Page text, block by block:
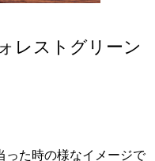
レストグリーン
った時の様なイメージで